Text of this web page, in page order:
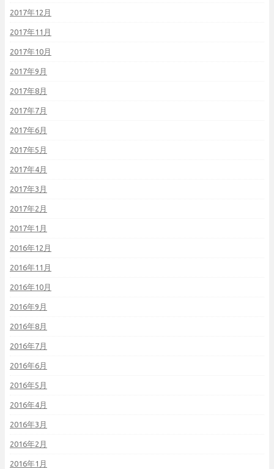
2017年12月
2017年11月
2017年10月
2017年9月
2017年8月
2017年7月
2017年6月
2017年5月
2017年4月
2017年3月
2017年2月
2017年1月
2016年12月
2016年11月
2016年10月
2016年9月
2016年8月
2016年7月
2016年6月
2016年5月
2016年4月
2016年3月
2016年2月
2016年1月